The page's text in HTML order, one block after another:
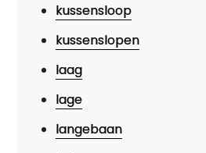
kussensloop
kussenslopen
laag
lage
langebaan